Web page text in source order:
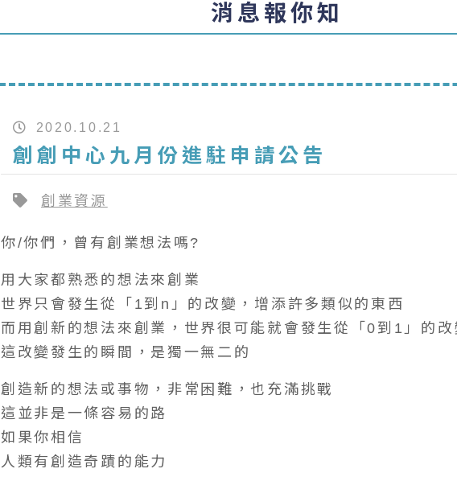
消息報你知
2020.10.21
創創中心九月份進駐申請公告
創業資源
你/你們，曾有創業想法嗎?
用大家都熟悉的想法來創業
世界只會發生從「1到n」的改變，增添許多類似的東西
而用創新的想法來創業，世界很可能就會發生從「0到1」的
這改變發生的瞬間，是獨一無二的
創造新的想法或事物，非常困難，也充滿挑戰
這並非是一條容易的路
如果你相信
人類有創造奇蹟的能力